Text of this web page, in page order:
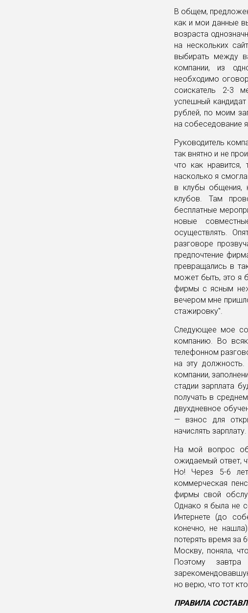
В общем,
как и мои данные
возраста
на нескольких
выбирать между
компании, из
необходимо
соискатель 2-3
успешный
рублей, по моим
на собеседование
Руководитель
так внятно и не
что как
насколько я
в клубы общения,
клубов. Там
бесплатные
новые
осуществлять.
разговоре
предпочтение
превращались в
может быть, это я
фирмы с ясным
вечером мне
стажировку".
Следующее мое
компанию. Во
телефонном
на эту
компании,
стадии зарплата
получать в
двухдневное
— взнос для
начислять зарплату.
На мой вопрос
ожидаемый ответ,
Но! Через 5-6
коммерческая
фирмы свой
Однако я была не
Интернете (до
конечно, не
потерять время за
Москву, поняла,
Поэтому
но верю, что тот
ПРАВИЛА